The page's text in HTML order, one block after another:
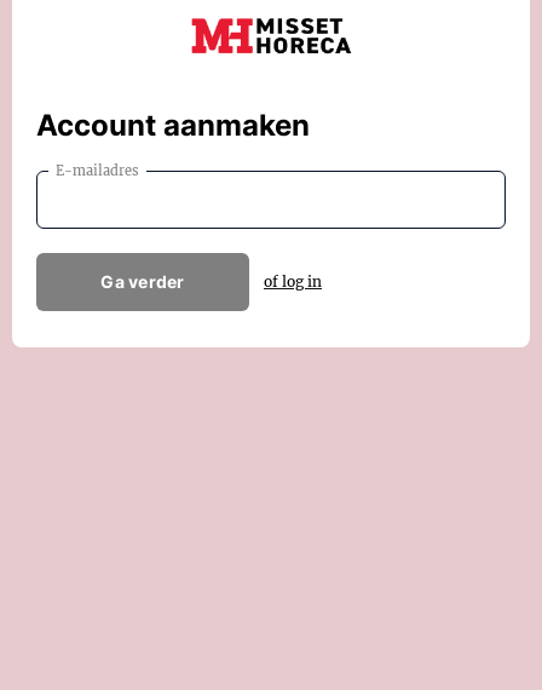
Account aanmaken
E-mailadres
Ga verder of log in